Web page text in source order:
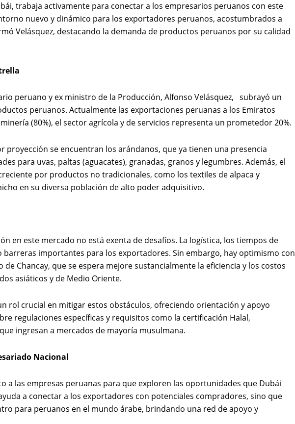
trabaja activamente para conectar a los empresarios peruanos con este
nuevo y dinámico para los exportadores peruanos, acostumbrados a
Velásquez, destacando la demanda de productos peruanos por su calidad
peruano y ex ministro de la Producción, Alfonso Velásquez, subrayó un
peruanos. Actualmente las exportaciones peruanas a los Emiratos
(80%), el sector agrícola y de servicios representa un prometedor 20%.
proyección se encuentran los arándanos, que ya tienen una presencia
para uvas, paltas (aguacates), granadas, granos y legumbres. Además, el
por productos no tradicionales, como los textiles de alpaca y
en su diversa población de alto poder adquisitivo.
en este mercado no está exenta de desafíos. La logística, los tiempos de
importantes para los exportadores. Sin embargo, hay optimismo con
Chancay, que se espera mejore sustancialmente la eficiencia y los costos
asiáticos y de Medio Oriente.
rol crucial en mitigar estos obstáculos, ofreciendo orientación y apoyo
regulaciones específicas y requisitos como la certificación Halal,
ingresan a mercados de mayoría musulmana.
Nacional
a las empresas peruanas para que exploren las oportunidades que Dubái
a conectar a los exportadores con potenciales compradores, sino que
para peruanos en el mundo árabe, brindando una red de apoyo y